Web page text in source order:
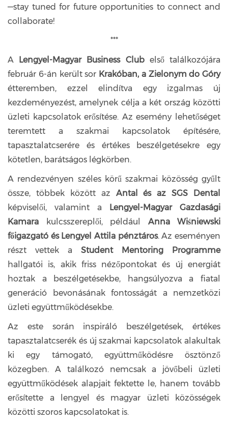
—stay tuned for future opportunities to connect and
collaborate!
***
A
Lengyel-Magyar Business Clubelső találkozójára
február 6-án került sor Krakóban, a Zielonym do Góry
étteremben, ezzel elindítva egy izgalmas új
kezdeményezést, amelynek célja a két ország közötti
üzleti kapcsolatok erősítése. Az esemény lehetőséget
teremtett a szakmai kapcsolatok építésére,
tapasztalatcserére és értékes beszélgetésekre egy
kötetlen, barátságos légkörben.
A rendezvényen széles körű szakmai közösség gyűlt
össze, többek között az Antal és az SGS Dental
képviselői, valamint a
Lengyel-Magyar Gazdasági
Kamara kulcsszereplői, például Anna Wiśniewski
főigazgató és Lengyel Attila pénztáros. Az eseményen
részt vettek a Student Mentoring Programme
hallgatói is, akik friss nézőpontokat és új energiát
hoztak a beszélgetésekbe, hangsúlyozva a fiatal
generáció bevonásának fontosságát a nemzetközi
üzleti együttműködésekbe.
Az este során inspiráló beszélgetések, értékes
tapasztalatcserék és új szakmai kapcsolatok alakultak
ki egy támogató, együttműködésre ösztönző
közegben. A találkozó nemcsak a jövőbeli üzleti
együttműködések alapjait fektette le, hanem tovább
erősítette a lengyel és magyar üzleti közösségek
közötti szoros kapcsolatokat is.